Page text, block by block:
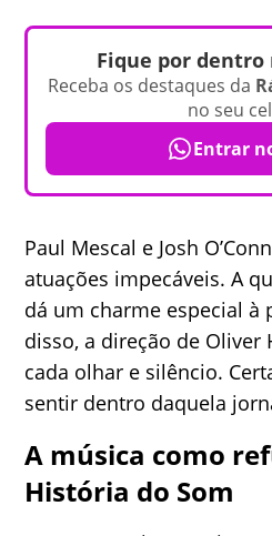
Fique por dentro
Receba os destaques da
no seu
Entrar
Paul Mescal e Josh
atuações impecáveis. A
dá um charme especial à
disso, a direção de Oliver
cada olhar e silêncio.
sentir dentro daquela
A música como
História do Som